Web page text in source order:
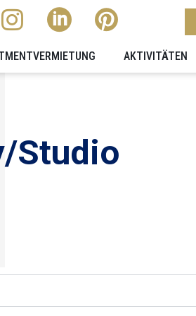
AKTIVITÄTEN
Studio